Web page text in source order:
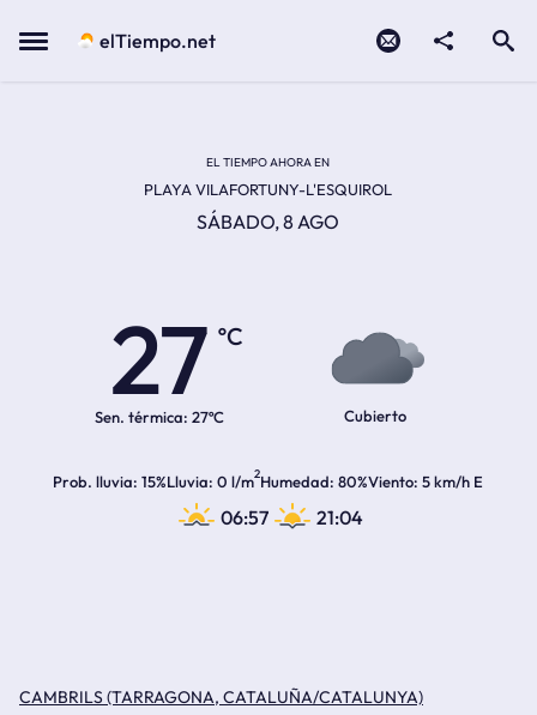
Menu elTiempo.net
EL TIEMPO AHORA EN
PLAYA VILAFORTUNY-L'ESQUIROL
SÁBADO, 8 AGO
27
ºC
Sen. térmica: 27ºC Cubierto
Prob. lluvia 15%Lluvia 0 l/m2Humedad 80%Viento 5 km/h E
06:57 21:04
CAMBRILS (TARRAGONA, CATALUÑA/CATALUNYA)